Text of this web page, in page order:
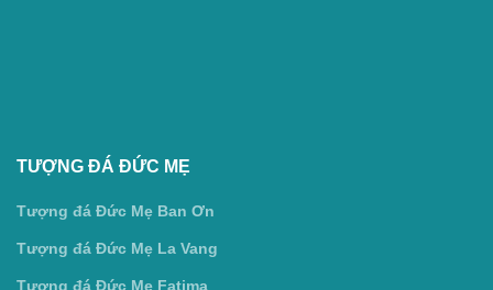
TƯỢNG ĐÁ ĐỨC MẸ
Tượng đá Đức Mẹ Ban Ơn
Tượng đá Đức Mẹ La Vang
Tượng đá Đức Mẹ Fatima